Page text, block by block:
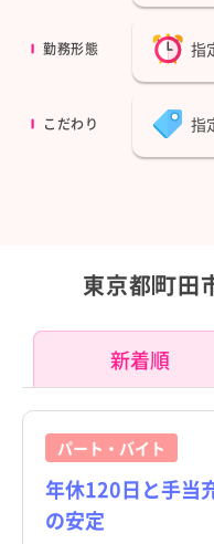
勤務形態 指
こだわり 指
東京都町田
新着順
パート・バイト
年休120日と手当
の安定